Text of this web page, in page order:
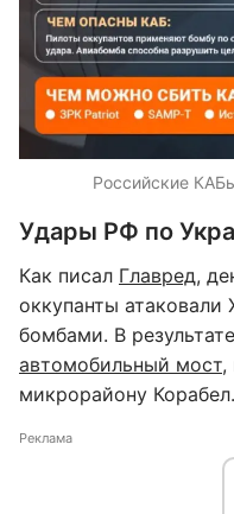
Российские
Удары РФ по
Как писал Главред,
оккупанты
бомбами. В
автомобильный мост,
микрорайону Корабел.
Реклама